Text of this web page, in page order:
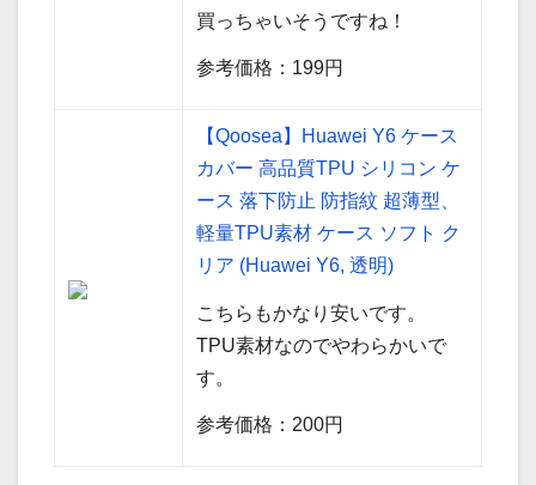
買っちゃいそうですね！
参考価格：199円
【Qoosea】Huawei Y6 ケース
カバー 高品質TPU シリコン ケ
ース 落下防止 防指紋 超薄型、
軽量TPU素材 ケース ソフト ク
リア (Huawei Y6, 透明)
こちらもかなり安いです。
TPU素材なのでやわらかいで
す。
参考価格：200円